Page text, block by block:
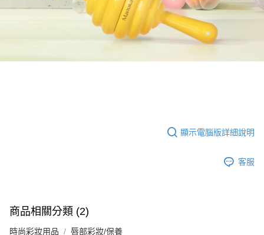
顯示電腦版詳細說明
客服
商品相關分類 (2)
時尚彩妝用品 唇部彩妝/保養